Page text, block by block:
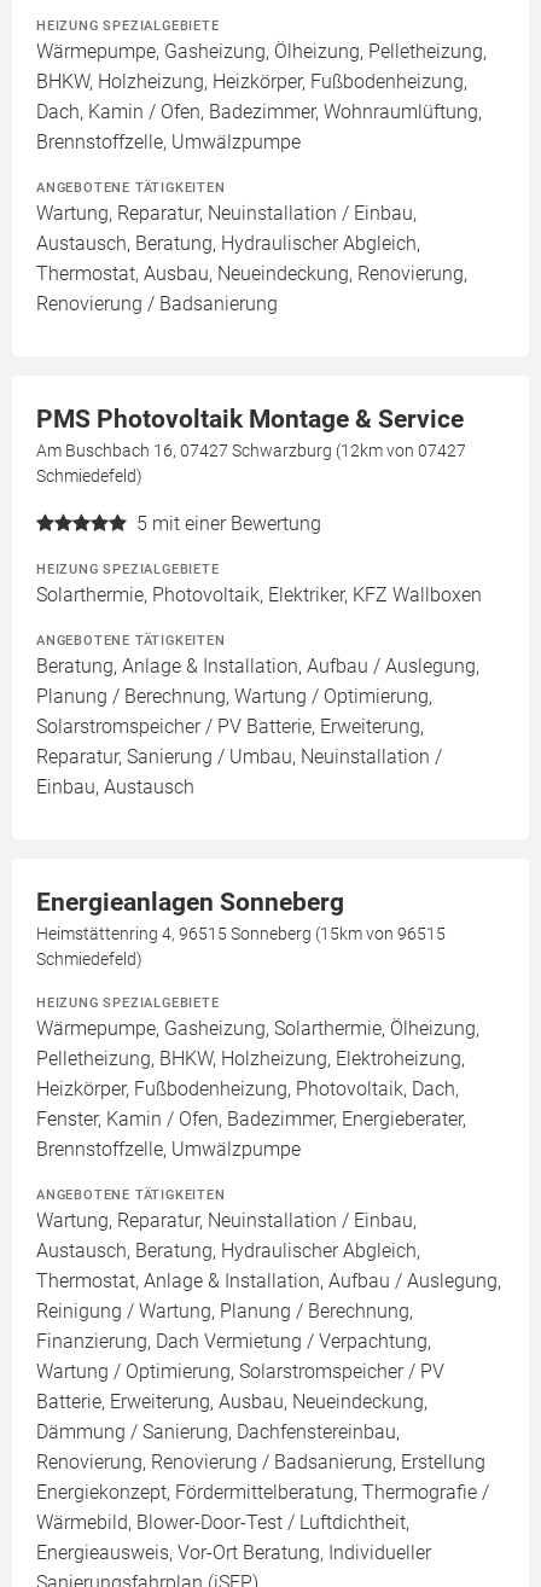
HEIZUNG SPEZIALGEBIETE
Wärmepumpe, Gasheizung, Ölheizung, Pelletheizung,
BHKW, Holzheizung, Heizkörper, Fußbodenheizung,
Dach, Kamin / Ofen, Badezimmer, Wohnraumlüftung,
Brennstoffzelle, Umwälzpumpe
ANGEBOTENE TÄTIGKEITEN
Wartung, Reparatur, Neuinstallation / Einbau,
Austausch, Beratung, Hydraulischer Abgleich,
Thermostat, Ausbau, Neueindeckung, Renovierung,
Renovierung / Badsanierung
PMS Photovoltaik Montage & Service
Am Buschbach 16, 07427 Schwarzburg (12km von 07427
Schmiedefeld)
5 mit einer Bewertung
HEIZUNG SPEZIALGEBIETE
Solarthermie, Photovoltaik, Elektriker, KFZ Wallboxen
ANGEBOTENE TÄTIGKEITEN
Beratung, Anlage & Installation, Aufbau / Auslegung,
Planung / Berechnung, Wartung / Optimierung,
Solarstromspeicher / PV Batterie, Erweiterung,
Reparatur, Sanierung / Umbau, Neuinstallation /
Einbau, Austausch
Energieanlagen Sonneberg
Heimstättenring 4, 96515 Sonneberg (15km von 96515
Schmiedefeld)
HEIZUNG SPEZIALGEBIETE
Wärmepumpe, Gasheizung, Solarthermie, Ölheizung,
Pelletheizung, BHKW, Holzheizung, Elektroheizung,
Heizkörper, Fußbodenheizung, Photovoltaik, Dach,
Fenster, Kamin / Ofen, Badezimmer, Energieberater,
Brennstoffzelle, Umwälzpumpe
ANGEBOTENE TÄTIGKEITEN
Wartung, Reparatur, Neuinstallation / Einbau,
Austausch, Beratung, Hydraulischer Abgleich,
Thermostat, Anlage & Installation, Aufbau / Auslegung,
Reinigung / Wartung, Planung / Berechnung,
Finanzierung, Dach Vermietung / Verpachtung,
Wartung / Optimierung, Solarstromspeicher / PV
Batterie, Erweiterung, Ausbau, Neueindeckung,
Dämmung / Sanierung, Dachfenstereinbau,
Renovierung, Renovierung / Badsanierung, Erstellung
Energiekonzept, Fördermittelberatung, Thermografie /
Wärmebild, Blower-Door-Test / Luftdichtheit,
Energieausweis, Vor-Ort Beratung, Individueller